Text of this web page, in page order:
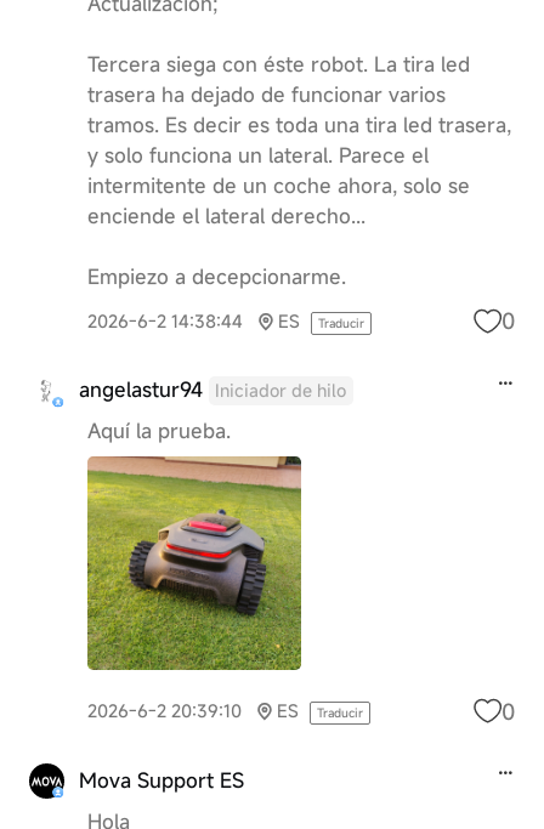
Tercera siega con éste robot. La tira led
trasera ha dejado de funcionar varios
tramos. Es decir es toda una tira led trasera,
y solo funciona un lateral. Parece el
intermitente de un coche ahora, solo se
enciende el lateral derecho...
Empiezo a decepcionarme.
2026-6-2 14:38:44 ES Traducir 0
angelastur94 Iniciador de hilo
Aquí la prueba.
2026-6-2 20:39:10 ES Traducir 0
Mova Support ES
Hola